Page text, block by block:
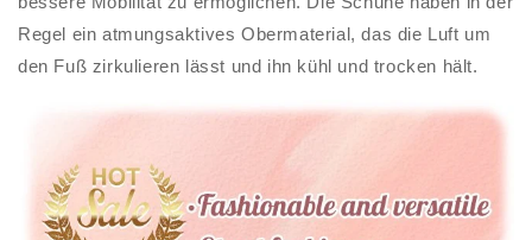
Regel ein atmungsaktives Obermaterial, das die Luft um
den Fuß zirkulieren lässt und ihn kühl und trocken hält.